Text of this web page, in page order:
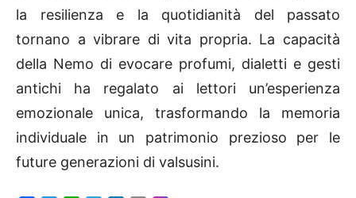
la resilienza e la quotidianità del passato
tornano a vibrare di vita propria. La capacità
della Nemo di evocare profumi, dialetti e gesti
antichi ha regalato ai lettori un’esperienza
emozionale unica, trasformando la memoria
individuale in un patrimonio prezioso per le
future generazioni di valsusini.